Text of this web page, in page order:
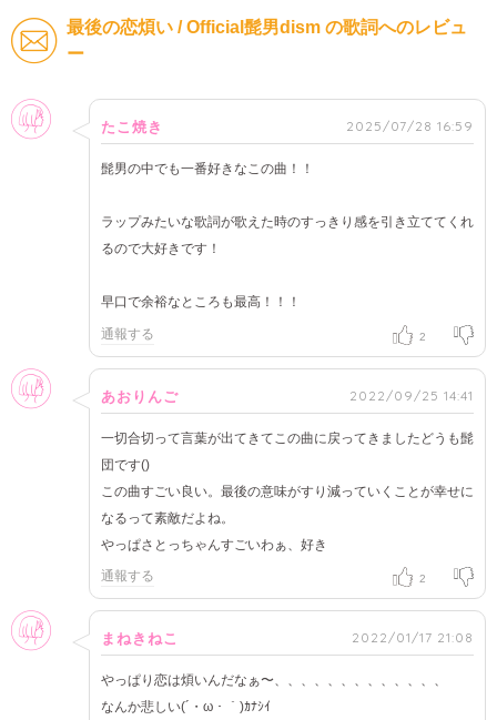
最後の恋煩い / Official髭男dism の歌詞へのレビュ
ー
女性
たこ焼き 2025/07/28 16:59
髭男の中でも一番好きなこの曲！！
ラップみたいな歌詞が歌えた時のすっきり感を引き立ててくれ
るので大好きです！
早口で余裕なところも最高！！！
通報する 2
女性
あおりんご 2022/09/25 14:41
一切合切って言葉が出てきてこの曲に戻ってきましたどうも髭
団です()
この曲すごい良い。最後の意味がすり減っていくことが幸せに
なるって素敵だよね。
やっぱさとっちゃんすごいわぁ、好き
通報する 2
女性
まねきねこ 2022/01/17 21:08
やっぱり恋は煩いんだなぁ〜、、、、、、、、、、、、、
なんか悲しい(´・ω・｀)ｶﾅｼｲ